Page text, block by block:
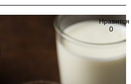
Нравится
0